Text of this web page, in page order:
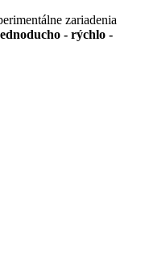
zariadenia
- rýchlo -